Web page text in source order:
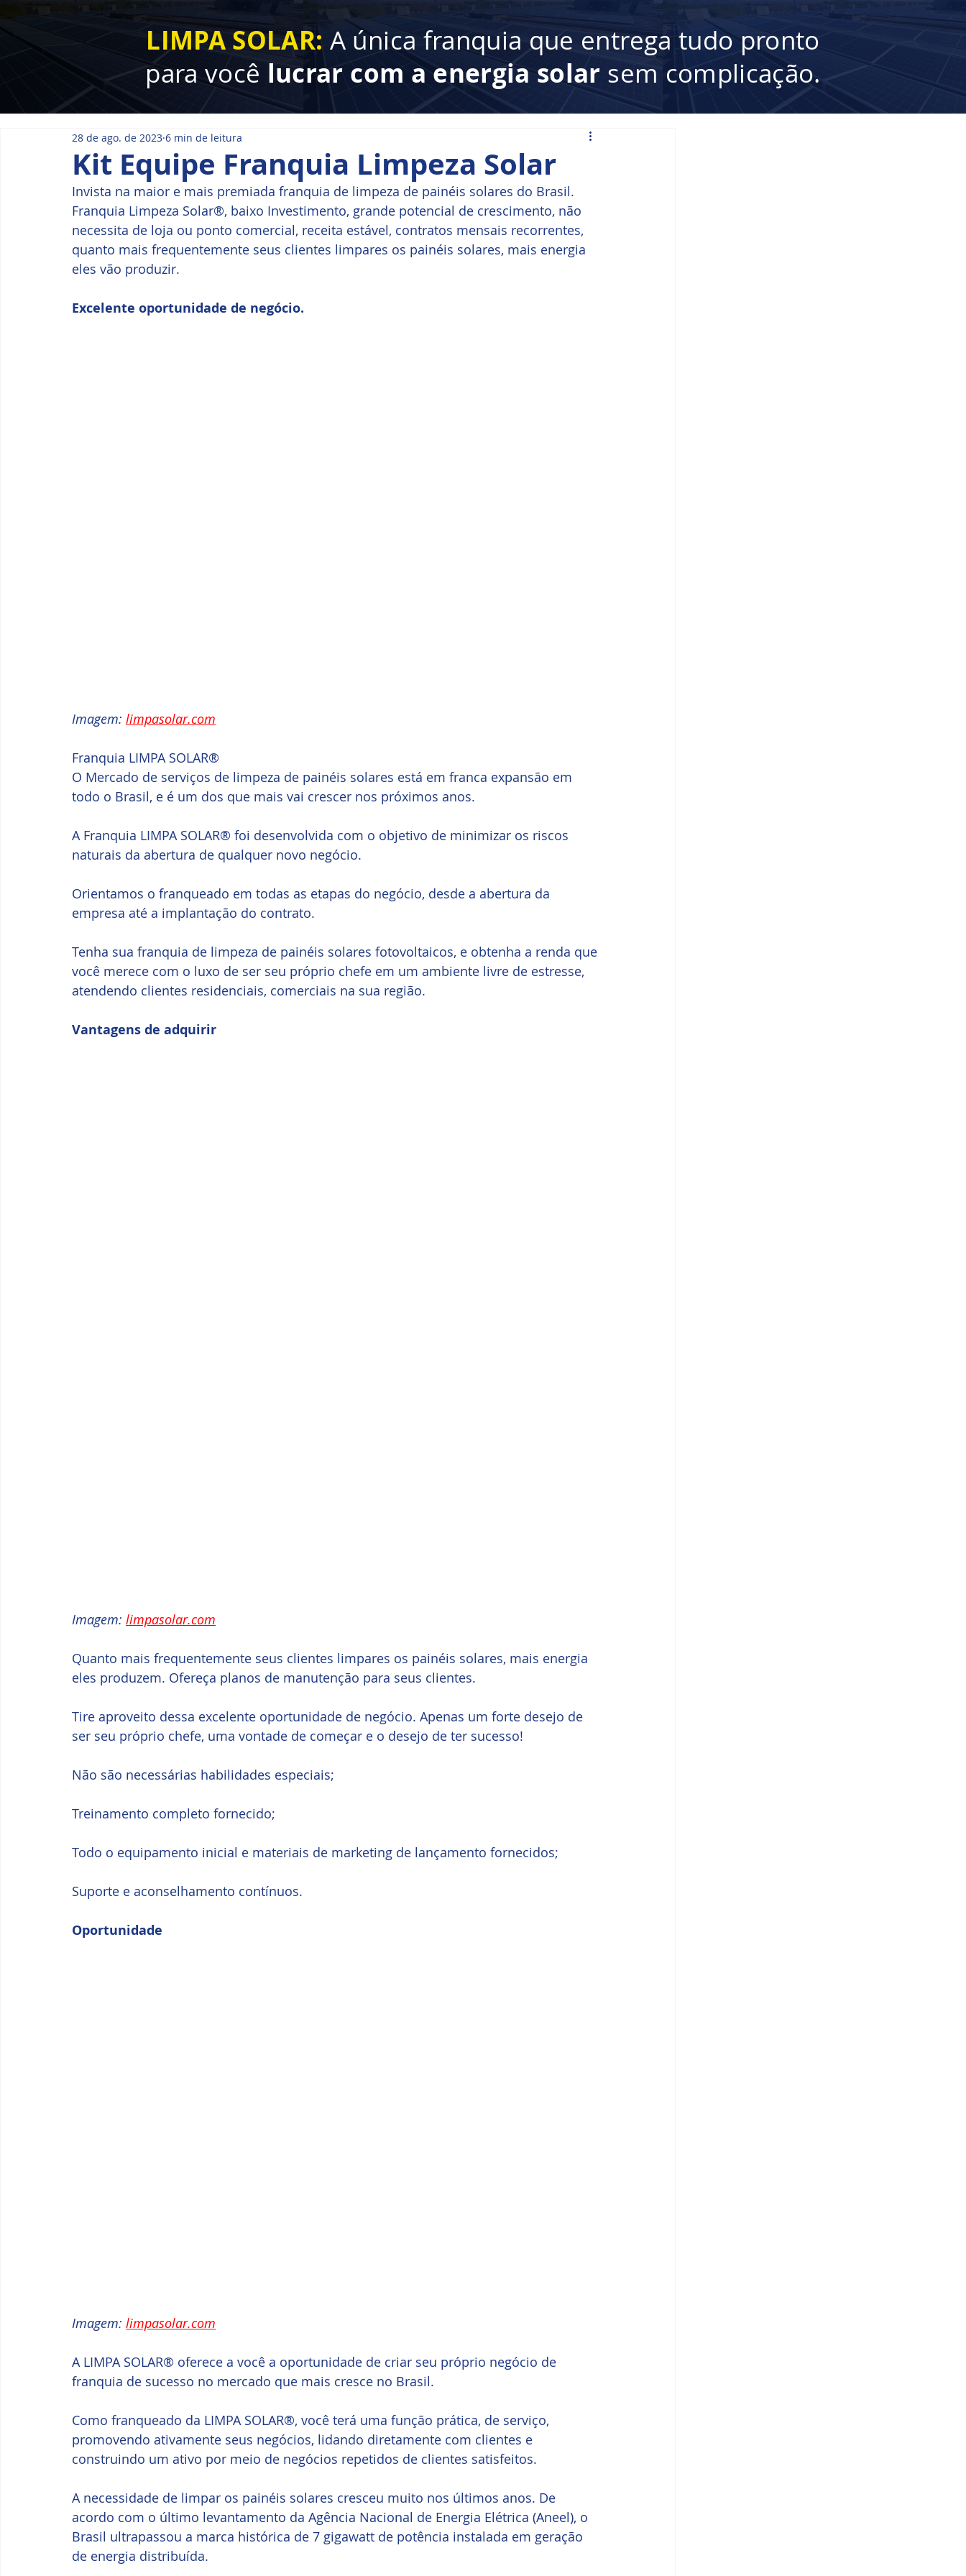
LIMPA SOLAR: A única franquia que entrega tudo pronto
para você lucrar com a energia solar sem complicação.
Kit Equipe Franquia Limpeza Solar
28 de ago. de 2023 6 min de leitura
Invista na maior e mais premiada franquia de limpeza de painéis solares do Brasil.
Franquia Limpeza Solar®, baixo Investimento, grande potencial de crescimento, não
necessita de loja ou ponto comercial, receita estável, contratos mensais recorrentes,
quanto mais frequentemente seus clientes limpares os painéis solares, mais energia
eles vão produzir.
Excelente oportunidade de negócio.
Imagem: limpasolar.com
Franquia LIMPA SOLAR®
O Mercado de serviços de limpeza de painéis solares está em franca expansão em
todo o Brasil, e é um dos que mais vai crescer nos próximos anos.
A Franquia LIMPA SOLAR® foi desenvolvida com o objetivo de minimizar os riscos
naturais da abertura de qualquer novo negócio.
Orientamos o franqueado em todas as etapas do negócio, desde a abertura da
empresa até a implantação do contrato.
Tenha sua franquia de limpeza de painéis solares fotovoltaicos, e obtenha a renda que
você merece com o luxo de ser seu próprio chefe em um ambiente livre de estresse,
atendendo clientes residenciais, comerciais na sua região.
Vantagens de adquirir
Imagem: limpasolar.com
Quanto mais frequentemente seus clientes limpares os painéis solares, mais energia
eles produzem. Ofereça planos de manutenção para seus clientes.
Tire aproveito dessa excelente oportunidade de negócio. Apenas um forte desejo de
ser seu próprio chefe, uma vontade de começar e o desejo de ter sucesso!
Não são necessárias habilidades especiais;
Treinamento completo fornecido;
Todo o equipamento inicial e materiais de marketing de lançamento fornecidos;
Suporte e aconselhamento contínuos.
Oportunidade
Imagem: limpasolar.com
A LIMPA SOLAR® oferece a você a oportunidade de criar seu próprio negócio de
franquia de sucesso no mercado que mais cresce no Brasil.
Como franqueado da LIMPA SOLAR®, você terá uma função prática, de serviço,
promovendo ativamente seus negócios, lidando diretamente com clientes e
construindo um ativo por meio de negócios repetidos de clientes satisfeitos.
A necessidade de limpar os painéis solares cresceu muito nos últimos anos. De
acordo com o último levantamento da Agência Nacional de Energia Elétrica (Aneel), o
Brasil ultrapassou a marca histórica de 7 gigawatt de potência instalada em geração
de energia distribuída.